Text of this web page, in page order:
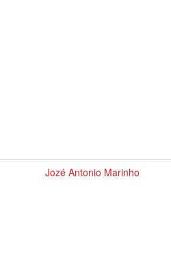
Jozé Antonio Marinho